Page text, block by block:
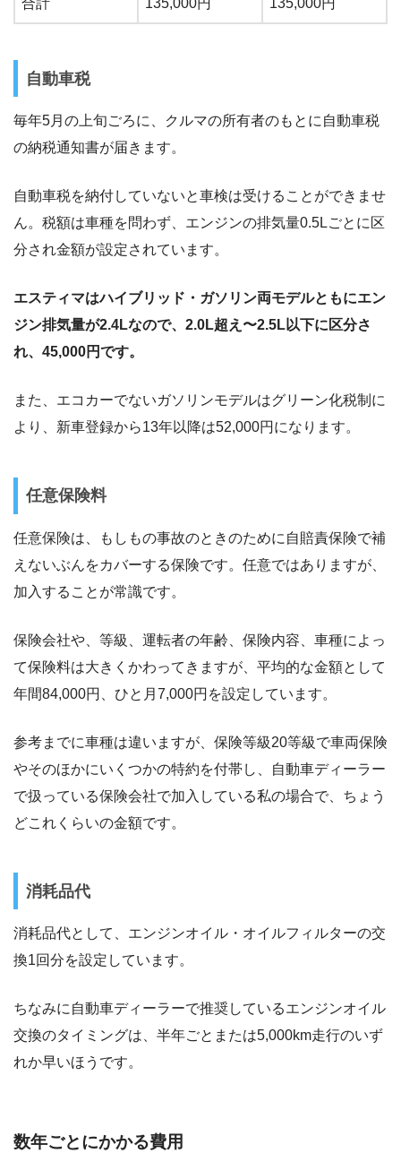
自動車税
毎年5月の上旬ごろに、クルマの所有者のもとに自動車税
の納税通知書が届きます。
自動車税を納付していないと車検は受けることができませ
ん。税額は車種を問わず、エンジンの排気量0.5Lごとに区
分され金額が設定されています。
エスティマはハイブリッド・ガソリン両モデルともにエン
ジン排気量が2.4Lなので、2.0L超え〜2.5L以下に区分さ
れ、45,000円です。
また、エコカーでないガソリンモデルはグリーン化税制に
より、新車登録から13年以降は52,000円になります。
任意保険料
任意保険は、もしもの事故のときのために自賠責保険で補
えないぶんをカバーする保険です。任意ではありますが、
加入することが常識です。
保険会社や、等級、運転者の年齢、保険内容、車種によっ
て保険料は大きくかわってきますが、平均的な金額として
年間84,000円、ひと月7,000円を設定しています。
参考までに車種は違いますが、保険等級20等級で車両保険
やそのほかにいくつかの特約を付帯し、自動車ディーラー
で扱っている保険会社で加入している私の場合で、ちょう
どこれくらいの金額です。
消耗品代
消耗品代として、エンジンオイル・オイルフィルターの交
換1回分を設定しています。
ちなみに自動車ディーラーで推奨しているエンジンオイル
交換のタイミングは、半年ごとまたは5,000km走行のいず
れか早いほうです。
数年ごとにかかる費用